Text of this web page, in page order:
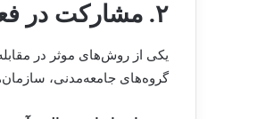
۲. مشارکت در فعالیت‌های مدنی و اجتماعی
یکی از روش‌های موثر در
گروه‌های جامعه‌مدنی،